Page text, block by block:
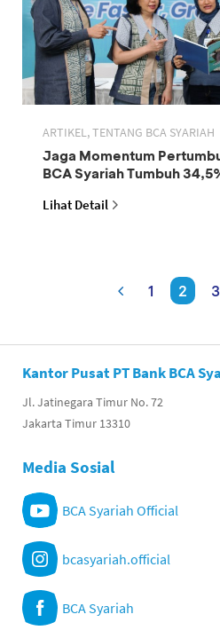
ARTIKEL, TENTANG BCA SYARIAH
Jaga Momentum
BCA Syariah Tumbuh
Lihat Detail
1 2 3
Kantor Pusat PT Bank BCA
Jl. Jatinegara Timur No. 72
Jakarta Timur 13310
Media Sosial
BCA Syariah Official
bcasyariah.official
BCA Syariah